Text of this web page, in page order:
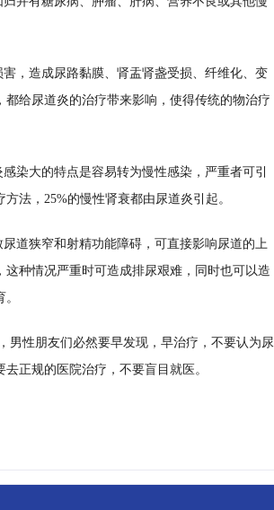
，造成尿路黏膜、肾盂肾盏受损、纤维化、变
给尿道炎的治疗带来影响，使得传统的物治疗
染大的特点是容易转为慢性感染，严重者可引
法，25%的慢性肾衰都由尿道炎引起。
道狭窄和射精功能障碍，可直接影响尿道的上
种情况严重时可造成排尿艰难，同时也可以造
男性朋友们必然要早发现，早治疗，不要认为尿
正规的医院治疗，不要盲目就医。